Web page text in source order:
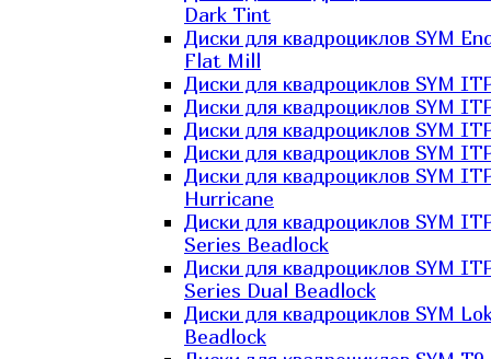
Dark Tint
Диски для квадроциклов SYM
Flat Mill
Диски для квадроциклов SYM
Диски для квадроциклов SYM
Диски для квадроциклов SYM
Диски для квадроциклов SYM
Диски для квадроциклов SYM
Hurricane
Диски для квадроциклов SYM
Series Beadlock
Диски для квадроциклов SYM
Series Dual Beadlock
Диски для квадроциклов SYM
Beadlock